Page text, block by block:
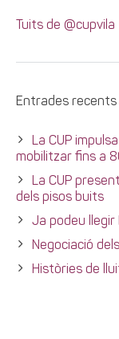
Tuits de @cupvila
Entrades recents
La CUP
mobilitzar fins a
La CUP
dels pisos buits
Ja podeu llegir
Negociació
Històries de